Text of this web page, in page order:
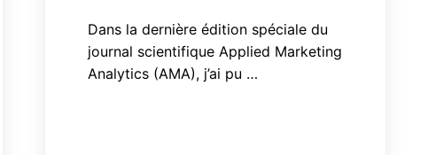
Dans la dernière édition spéciale du
journal scientifique Applied Marketing
Analytics (AMA), j’ai pu …